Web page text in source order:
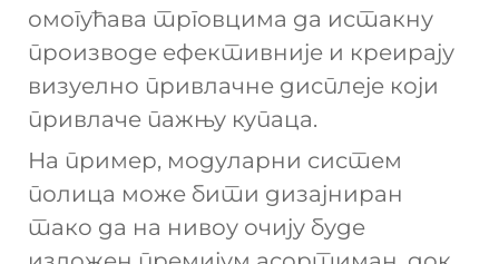
омогућава трговцима да истакну
производе ефективније и креирају
визуелно привлачне дисплеје који
привлаче пажњу купаца.
На пример, модуларни систем
полица може бити дизајниран
тако да на нивоу очију буде